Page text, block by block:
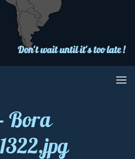
Don't wait until it's too late !
Bora